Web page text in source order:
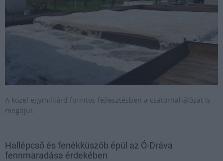
A közel egymilliárd forintos fejlesztésben a csatornahálózat is
megújul.
Hallépcső és fenékküszöb épül az Ó-Dráva
fennmaradása érdekében